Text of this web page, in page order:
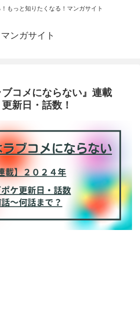
もっと知りたくなる！マンガサイト
マンガサイト
ブコメにならない』連載
新日・話数！